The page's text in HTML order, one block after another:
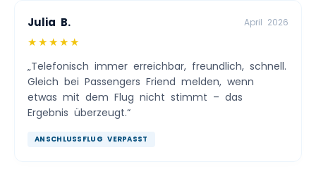
Julia B. April 2026
★★★★★
„Telefonisch immer erreichbar, freundlich, schnell.
Gleich bei Passengers Friend melden, wenn
etwas mit dem Flug nicht stimmt – das
Ergebnis überzeugt.“
ANSCHLUSSFLUG VERPASST